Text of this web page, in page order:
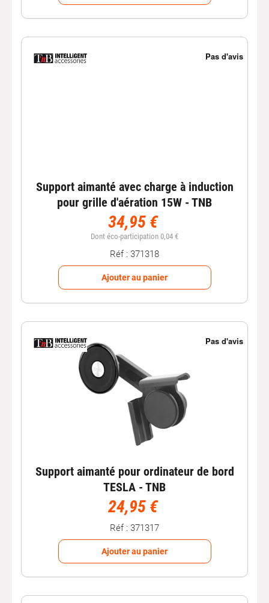
Support aimanté avec charge à induction
pour grille d'aération 15W - TNB
34,95 €
Dont éco-participation 0,04 €
Réf : 371318
Ajouter au panier
Support aimanté pour ordinateur de bord
TESLA - TNB
24,95 €
Réf : 371317
Ajouter au panier